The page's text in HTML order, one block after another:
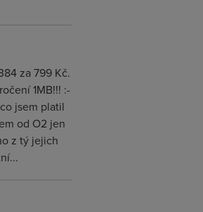
za 799 Kč.
1MB!!! :-
jsem platil
od O2 jen
z tý jejich